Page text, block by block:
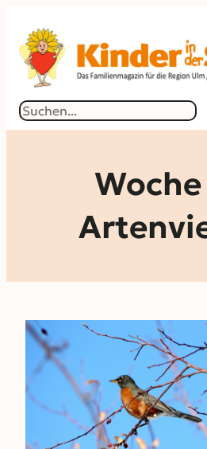
Inhalt
springen
Suchen